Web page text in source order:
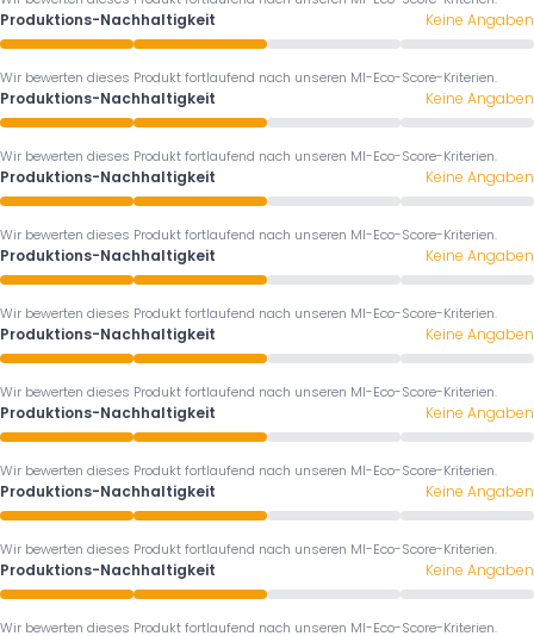
Produktions-Nachhaltigkeit Keine Angaben
Wir bewerten dieses Produkt fortlaufend nach unseren MI-Eco-Score-Kriterien.
Produktions-Nachhaltigkeit Keine Angaben
Wir bewerten dieses Produkt fortlaufend nach unseren MI-Eco-Score-Kriterien.
Produktions-Nachhaltigkeit Keine Angaben
Wir bewerten dieses Produkt fortlaufend nach unseren MI-Eco-Score-Kriterien.
Produktions-Nachhaltigkeit Keine Angaben
Wir bewerten dieses Produkt fortlaufend nach unseren MI-Eco-Score-Kriterien.
Produktions-Nachhaltigkeit Keine Angaben
Wir bewerten dieses Produkt fortlaufend nach unseren MI-Eco-Score-Kriterien.
Produktions-Nachhaltigkeit Keine Angaben
Wir bewerten dieses Produkt fortlaufend nach unseren MI-Eco-Score-Kriterien.
Produktions-Nachhaltigkeit Keine Angaben
Wir bewerten dieses Produkt fortlaufend nach unseren MI-Eco-Score-Kriterien.
Produktions-Nachhaltigkeit Keine Angaben
Wir bewerten dieses Produkt fortlaufend nach unseren MI-Eco-Score-Kriterien.